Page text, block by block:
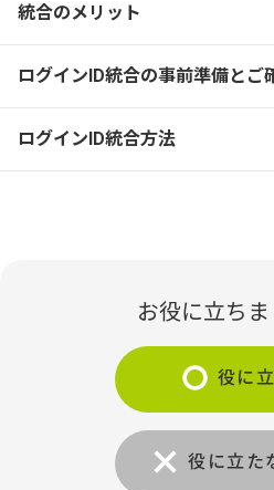
統合のメリット
ログインID統合の事前準備とご
ログインID統合方法
お役に立ちま
役に
役に立た